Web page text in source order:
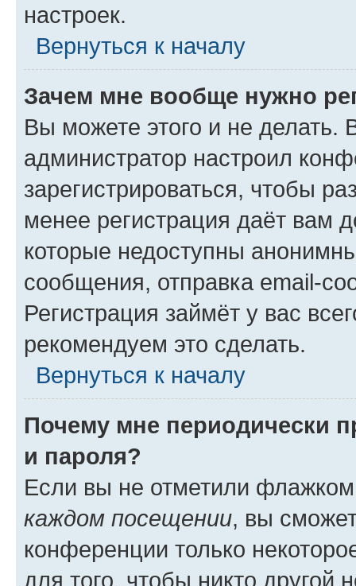
настроек.
Вернуться к началу
Зачем мне вообще нужно
Вы можете этого и не делать.
администратор настроил
зарегистрироваться, чтобы
менее регистрация даёт вам
которые недоступны
сообщения, отправка email-
Регистрация займёт у вас
рекомендуем это сделать.
Вернуться к началу
Почему мне периодически
и пароля?
Если вы не отметили
каждом посещении, вы
конференции только
для того, чтобы никто другой